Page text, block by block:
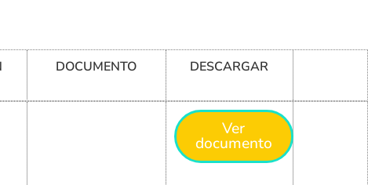
DOCUMENTO DESCARGAR
Ver
documento